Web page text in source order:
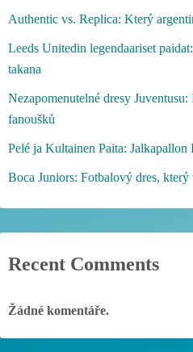
Authentic vs. Replica: Který
Leeds Unitedin legendaariset
takana
Nezapomenutelné dresy
fanoušků
Pelé ja Kultainen Paita: Jalkapallon
Boca Juniors: Fotbalový dres,
Recent Comments
Žádné komentáře.